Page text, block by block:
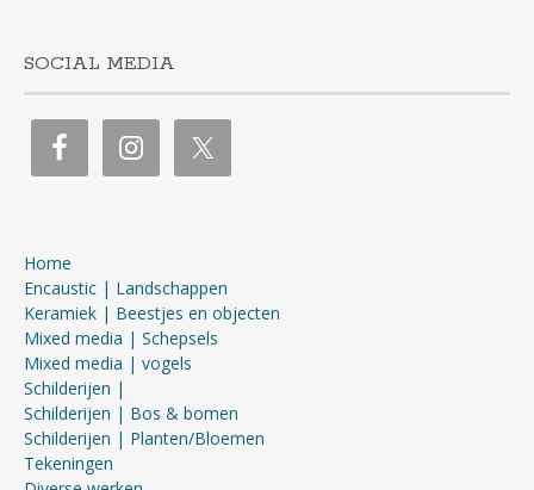
SOCIAL MEDIA
Home
Encaustic | Landschappen
Keramiek | Beestjes en objecten
Mixed media | Schepsels
Mixed media | vogels
Schilderijen |
Schilderijen | Bos & bomen
Schilderijen | Planten/Bloemen
Tekeningen